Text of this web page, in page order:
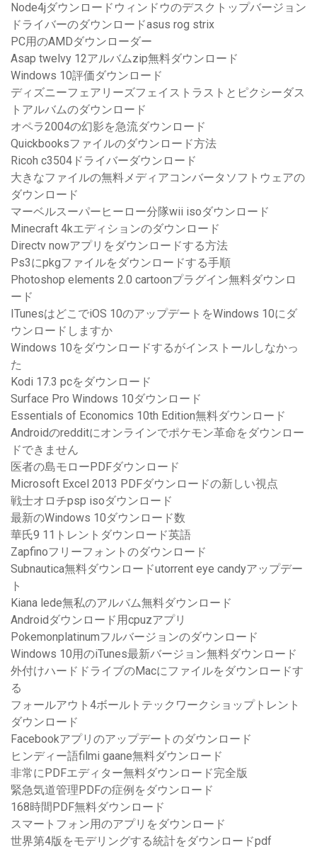
Node4jダウンロードウィンドウのデスクトップバージョン
ドライバーのダウンロードasus rog strix
PC用のAMDダウンローダー
Asap twelvy 12アルバムzip無料ダウンロード
Windows 10評価ダウンロード
ディズニーフェアリーズフェイストラストとピクシーダス
トアルバムのダウンロード
オペラ2004の幻影を急流ダウンロード
Quickbooksファイルのダウンロード方法
Ricoh c3504ドライバーダウンロード
大きなファイルの無料メディアコンバータソフトウェアの
ダウンロード
マーベルスーパーヒーロー分隊wii isoダウンロード
Minecraft 4kエディションのダウンロード
Directv nowアプリをダウンロードする方法
Ps3にpkgファイルをダウンロードする手順
Photoshop elements 2.0 cartoonプラグイン無料ダウンロ
ード
ITunesはどこでiOS 10のアップデートをWindows 10にダ
ウンロードしますか
Windows 10をダウンロードするがインストールしなかっ
た
Kodi 17.3 pcをダウンロード
Surface Pro Windows 10ダウンロード
Essentials of Economics 10th Edition無料ダウンロード
Androidのredditにオンラインでポケモン革命をダウンロー
ドできません
医者の島モローPDFダウンロード
Microsoft Excel 2013 PDFダウンロードの新しい視点
戦士オロチpsp isoダウンロード
最新のWindows 10ダウンロード数
華氏9 11トレントダウンロード英語
Zapfinoフリーフォントのダウンロード
Subnautica無料ダウンロードutorrent eye candyアップデー
ト
Kiana lede無私のアルバム無料ダウンロード
Androidダウンロード用cpuzアプリ
Pokemonplatinumフルバージョンのダウンロード
Windows 10用のiTunes最新バージョン無料ダウンロード
外付けハードドライブのMacにファイルをダウンロードす
る
フォールアウト4ボールトテックワークショップトレント
ダウンロード
Facebookアプリのアップデートのダウンロード
ヒンディー語filmi gaane無料ダウンロード
非常にPDFエディター無料ダウンロード完全版
緊急気道管理PDFの症例をダウンロード
168時間PDF無料ダウンロード
スマートフォン用のアプリをダウンロード
世界第4版をモデリングする統計をダウンロードpdf